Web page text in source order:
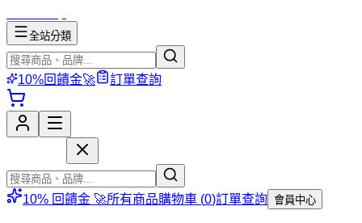
全站分類
10%回饋金🚀 訂單查詢
10% 回饋金 🚀所有商品購物車 (0)訂單查詢 會員中心